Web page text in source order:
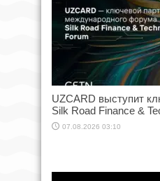
UZCARD выступит
Silk Road Finance &
07.08.2026 03:10